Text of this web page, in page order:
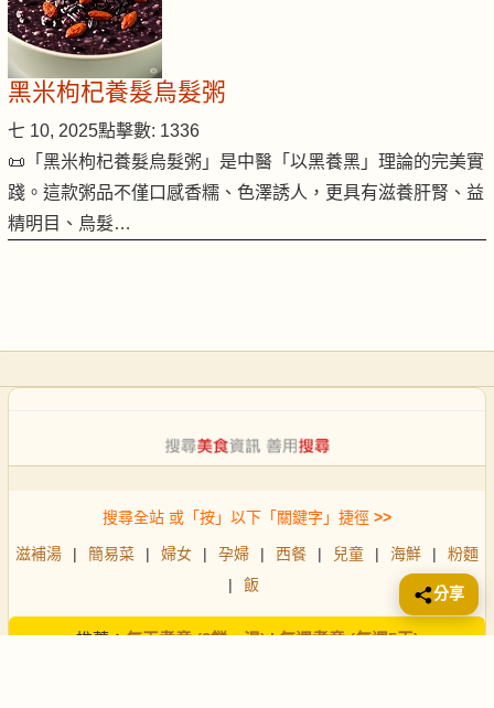
黑米枸杞養髮烏髮粥
七 10, 2025點擊數: 1336
📜「黑米枸杞養髮烏髮粥」是中醫「以黑養黑」理論的完美實
踐。這款粥品不僅口感香糯、色澤誘人，更具有滋養肝腎、益
精明目、烏髮…
搜尋全站 或「按」以下「關鍵字」捷徑 >>
滋補湯 | 簡易菜 | 婦女 | 孕婦 | 西餐 | 兒童 | 海鮮 |
粉麵
|
飯
推薦：每天煮意 (3餸一湯)|每週煮意 (每週5天)
分享